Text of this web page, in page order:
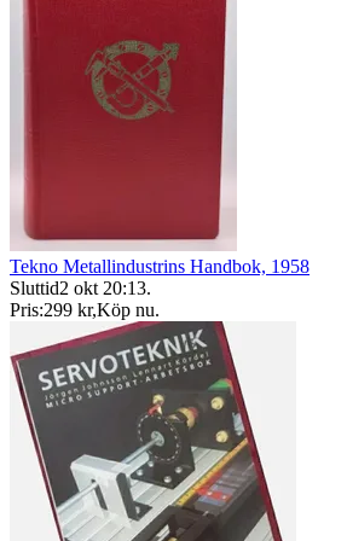
Tekno Metallindustrins Handbok, 1958
Sluttid2 okt 20:13.
Pris:299 kr,Köp nu.